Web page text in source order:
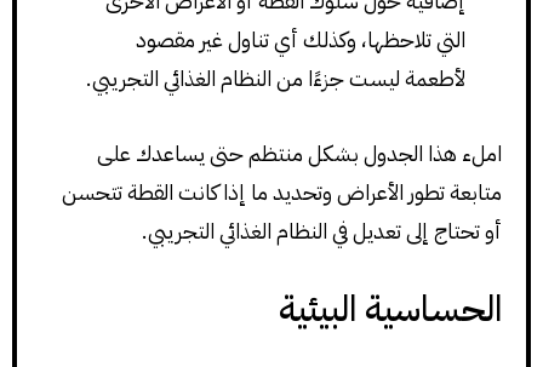
التي تلاحظها، وكذلك أي تناول غير مقصود
لأطعمة ليست جزءًا من النظام الغذائي التجريبي.
املء هذا الجدول بشكل منتظم حتى يساعدك على
متابعة تطور الأعراض وتحديد ما إذا كانت القطة تتحسن
أو تحتاج إلى تعديل في النظام الغذائي التجريبي.
الحساسية البيئية